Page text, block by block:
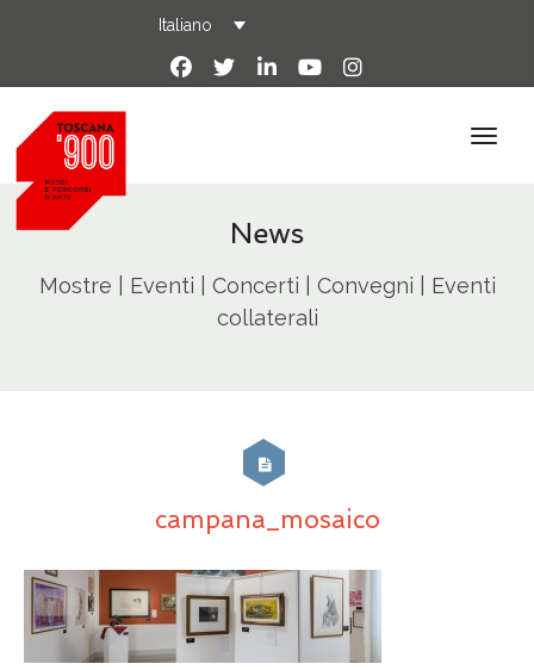
Italiano
News
Mostre | Eventi | Concerti | Convegni | Eventi
collaterali
campana_mosaico